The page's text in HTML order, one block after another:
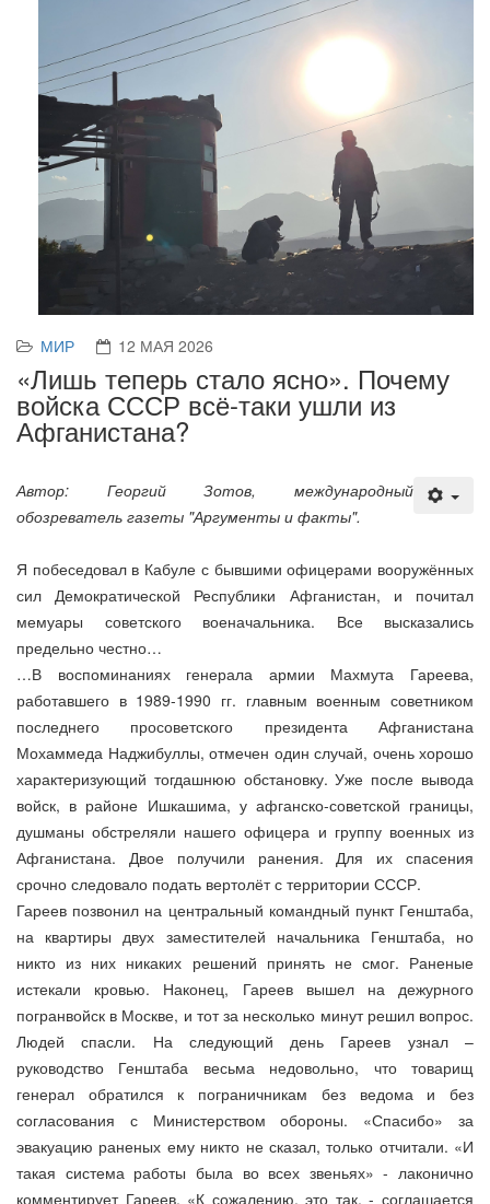
МИР 12 МАЯ 2026
«Лишь теперь стало ясно». Почему
войска СССР всё-таки ушли из
Афганистана?
Автор: Георгий Зотов, международный
обозреватель газеты "Аргументы и факты".
Я побеседовал в Кабуле с бывшими офицерами вооружённых
сил Демократической Республики Афганистан, и почитал
мемуары советского военачальника. Все высказались
предельно честно…
…В воспоминаниях генерала армии Махмута Гареева,
работавшего в 1989-1990 гг. главным военным советником
последнего просоветского президента Афганистана
Мохаммеда Наджибуллы, отмечен один случай, очень хорошо
характеризующий тогдашнюю обстановку. Уже после вывода
войск, в районе Ишкашима, у афганско-советской границы,
душманы обстреляли нашего офицера и группу военных из
Афганистана. Двое получили ранения. Для их спасения
срочно следовало подать вертолёт с территории СССР.
Гареев позвонил на центральный командный пункт Генштаба,
на квартиры двух заместителей начальника Генштаба, но
никто из них никаких решений принять не смог. Раненые
истекали кровью. Наконец, Гареев вышел на дежурного
погранвойск в Москве, и тот за несколько минут решил вопрос.
Людей спасли. На следующий день Гареев узнал –
руководство Генштаба весьма недовольно, что товарищ
генерал обратился к пограничникам без ведома и без
согласования с Министерством обороны. «Спасибо» за
эвакуацию раненых ему никто не сказал, только отчитали. «И
такая система работы была во всех звеньях» - лаконично
комментирует Гареев. «К сожалению, это так, - соглашается